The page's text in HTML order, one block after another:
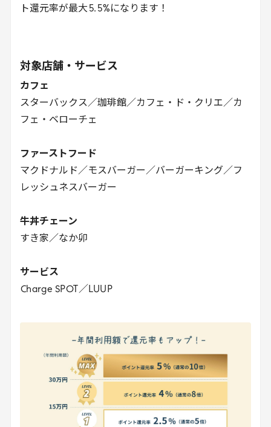
ト還元率が最大 5. 5%になります！
対象店舗・サービス
カフェ
スターバックス／珈琲館／カフェ・ド・クリエ／カ
フェ・ベローチェ
ファーストフード
マクドナルド／モスバーガー／バーガーキング／フ
レッシュネスバーガー
牛丼チェーン
すき家／なか卯
サービス
Charge SPOT ／ LUUP